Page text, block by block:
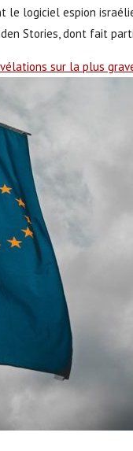
le logiciel espion
Stories, dont fait
sur la plus